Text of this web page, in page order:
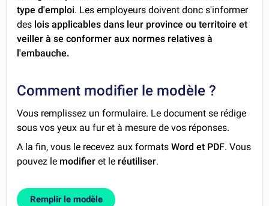
type d'emploi. Les employeurs doivent donc s'informer
des lois applicables dans leur province ou territoire et
veiller à se conformer aux normes relatives à
l'embauche.
Comment modifier le modèle ?
Vous remplissez un formulaire. Le document se rédige
sous vos yeux au fur et à mesure de vos réponses.
A la fin, vous le recevez aux formatsWord et PDF. Vous
pouvez le modifier et le réutiliser.
Remplir le modèle